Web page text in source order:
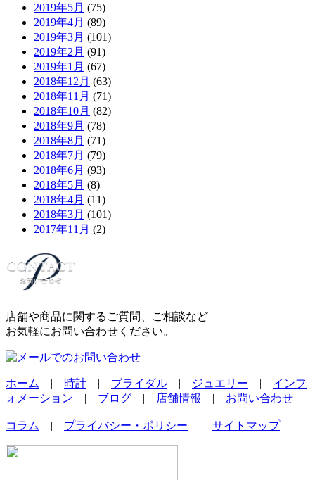
2019年5月 (75)
2019年4月 (89)
2019年3月 (101)
2019年2月 (91)
2019年1月 (67)
2018年12月 (63)
2018年11月 (71)
2018年10月 (82)
2018年9月 (78)
2018年8月 (71)
2018年7月 (79)
2018年6月 (93)
2018年5月 (8)
2018年4月 (11)
2018年3月 (101)
2017年11月 (2)
店舗や商品に関するご質問、ご相談など
お気軽にお問い合わせください。
ホーム | 時計 | ブライダル | ジュエリー | インフ
ォメーション | ブログ | 店舗情報 | お問い合わせ
コラム | プライバシー・ポリシー | サイトマップ